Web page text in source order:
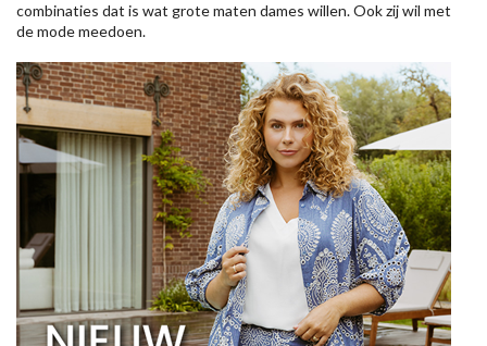
combinaties dat is wat grote maten dames willen. Ook zij wil met
de mode meedoen.